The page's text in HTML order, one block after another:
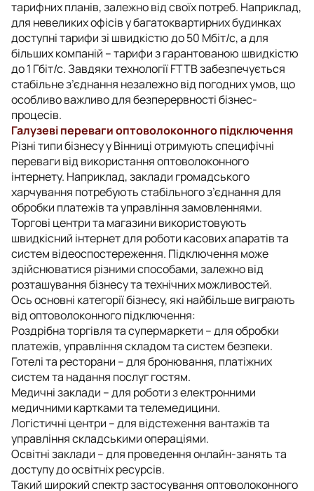
тарифних планів, залежно від своїх потреб. Наприклад,
для невеликих офісів у багатоквартирних будинках
доступні тарифи зі швидкістю до 50 Мбіт/с, а для
більших компаній – тарифи з гарантованою швидкістю
до 1 Гбіт/с. Завдяки технології FTTB забезпечується
стабільне з’єднання незалежно від погодних умов, що
особливо важливо для безперервності бізнес-
процесів.
Галузеві переваги оптоволоконного підключення
Різні типи бізнесу у Вінниці отримують специфічні
переваги від використання оптоволоконного
інтернету. Наприклад, заклади громадського
харчування потребують стабільного з’єднання для
обробки платежів та управління замовленнями.
Торгові центри та магазини використовують
швидкісний інтернет для роботи касових апаратів та
систем відеоспостереження. Підключення може
здійснюватися різними способами, залежно від
розташування бізнесу та технічних можливостей.
Ось основні категорії бізнесу, які найбільше виграють
від оптоволоконного підключення:
Роздрібна торгівля та супермаркети – для обробки
платежів, управління складом та систем безпеки.
Готелі та ресторани – для бронювання, платіжних
систем та надання послуг гостям.
Медичні заклади – для роботи з електронними
медичними картками та телемедицини.
Логістичні центри – для відстеження вантажів та
управління складськими операціями.
Освітні заклади – для проведення онлайн-занять та
доступу до освітніх ресурсів.
Такий широкий спектр застосування оптоволоконного